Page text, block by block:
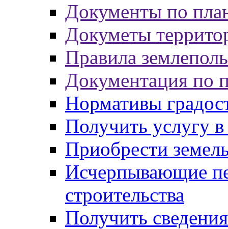
Документы по
Докуметы
Правила
Документация по
Нормативы
Получить услугу в
Приобрести
Исчерпывающие
строительства
Получить